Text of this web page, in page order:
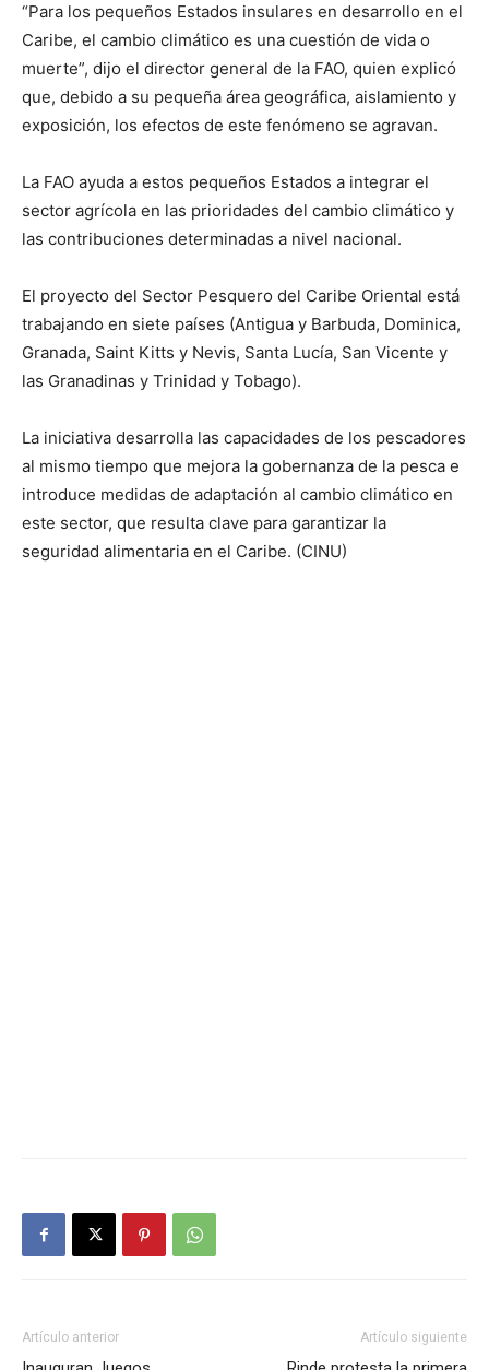
“Para los pequeños Estados insulares en desarrollo en el
Caribe, el cambio climático es una cuestión de vida o
muerte”, dijo el director general de la FAO, quien explicó
que, debido a su pequeña área geográfica, aislamiento y
exposición, los efectos de este fenómeno se agravan.
La FAO ayuda a estos pequeños Estados a integrar el
sector agrícola en las prioridades del cambio climático y
las contribuciones determinadas a nivel nacional.
El proyecto del Sector Pesquero del Caribe Oriental está
trabajando en siete países (Antigua y Barbuda, Dominica,
Granada, Saint Kitts y Nevis, Santa Lucía, San Vicente y
las Granadinas y Trinidad y Tobago).
La iniciativa desarrolla las capacidades de los pescadores
al mismo tiempo que mejora la gobernanza de la pesca e
introduce medidas de adaptación al cambio climático en
este sector, que resulta clave para garantizar la
seguridad alimentaria en el Caribe. (CINU)
Artículo anterior Artículo siguiente